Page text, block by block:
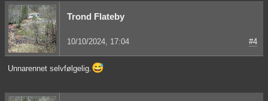
Trond Flateby
10/10/2024, 17:04 #4
Unnarennet selvfølgelig.😅